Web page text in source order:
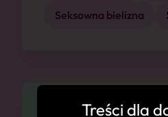
Seksowna bielizna
Treści dla